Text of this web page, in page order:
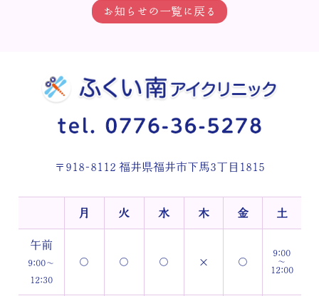
お知らせの一覧に戻る
〒918-8112 福井県福井市下馬3丁目1815
月 火 水 木 金 土
午前
9:00～
12:30
〇 〇 〇 × 〇
9:00
～
12:00